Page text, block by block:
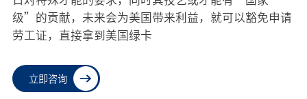
级”的贡献，未来会为美国带来利益，就可以豁免申请
劳工证，直接拿到美国绿卡
立即咨询